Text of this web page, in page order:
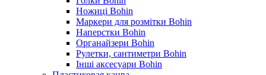
Ножиці Bohin
Маркери для розмітки Bohin
Наперстки Bohin
Органайзери Bohin
Рулетки, сантиметри Bohin
Інші аксесуари Bohin